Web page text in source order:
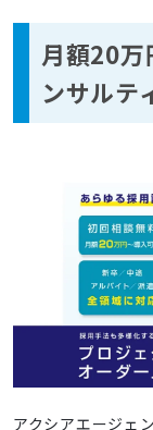
月額20万
ンサルテ
アクシアエージェ